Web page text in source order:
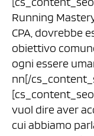
Running
CPA, dovrebbe
obiettivo
ogni essere
nn[/
vuol dire aver
cui abbiamo